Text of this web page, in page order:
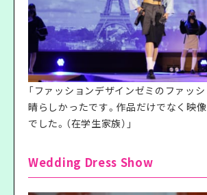
「ファッションデザインゼミのファッ
晴らしかったです。作品だけでなく映
でした。（在学生家族）」
Wedding Dress Show